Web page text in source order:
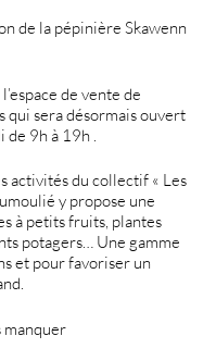
de la pépinière Skawenn
de vente de
qui sera désormais ouvert
9h à 19h .
activités du collectif « Les
y propose une
à petits fruits, plantes
potagers… Une gamme
et pour favoriser un
manquer